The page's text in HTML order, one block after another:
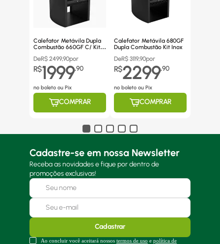
Calefator Metávila Dupla
Combustão 660GF C/ Kit
DeR$ 2499,90por
R$1999,90
no boleto ou Pix
COMPRAR
Calefator Metávila 680GF
Dupla Combustão Kit Inox
DeR$ 3119,90por
R$2299,90
no boleto ou Pix
COMPRAR
Cadastre-se em nossa Newsletter
Receba as novidades e fique por dentro de
promoções exclusivas!
Cadastrar
Ao concluir você aceitará nossos termos de uso e política de